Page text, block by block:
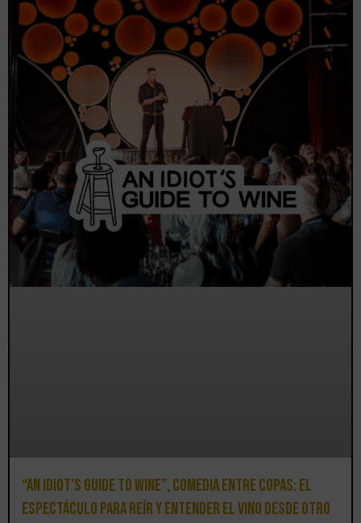
“An Idiot’s Guide to Wine”, comedia entre copas: el
espectáculo para reír y entender el vino desde otro